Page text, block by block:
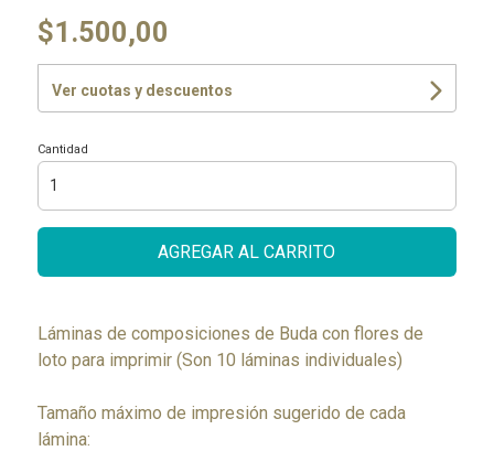
$1.500,00
Ver cuotas y descuentos
Cantidad
AGREGAR AL CARRITO
Láminas de composiciones de Buda con flores de
loto para imprimir (Son 10 láminas individuales)
Tamaño máximo de impresión sugerido de cada
lámina: